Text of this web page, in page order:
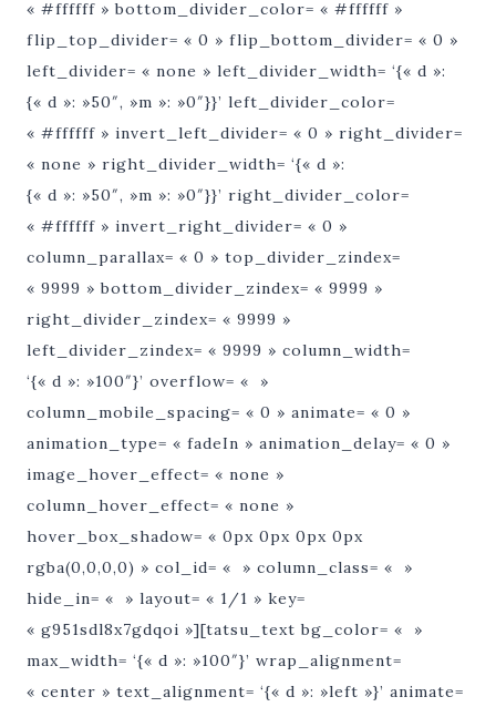
« #ffffff » bottom_divider_color= « #ffffff »
flip_top_divider= « 0 » flip_bottom_divider= « 0 »
left_divider= « none » left_divider_width= ‘{« d »:
{« d »: »50″, »m »: »0″}}’ left_divider_color=
« #ffffff » invert_left_divider= « 0 » right_divider=
« none » right_divider_width= ‘{« d »:
{« d »: »50″, »m »: »0″}}’ right_divider_color=
« #ffffff » invert_right_divider= « 0 »
column_parallax= « 0 » top_divider_zindex=
« 9999 » bottom_divider_zindex= « 9999 »
right_divider_zindex= « 9999 »
left_divider_zindex= « 9999 » column_width=
‘{« d »: »100″}’ overflow= « »
column_mobile_spacing= « 0 » animate= « 0 »
animation_type= « fadeIn » animation_delay= « 0 »
image_hover_effect= « none »
column_hover_effect= « none »
hover_box_shadow= « 0px 0px 0px 0px
rgba(0,0,0,0) » col_id= « » column_class= « »
hide_in= « » layout= « 1/1 » key=
« g951sdl8x7gdqoi »][tatsu_text bg_color= « »
max_width= ‘{« d »: »100″}’ wrap_alignment=
« center » text_alignment= ‘{« d »: »left »}’ animate=